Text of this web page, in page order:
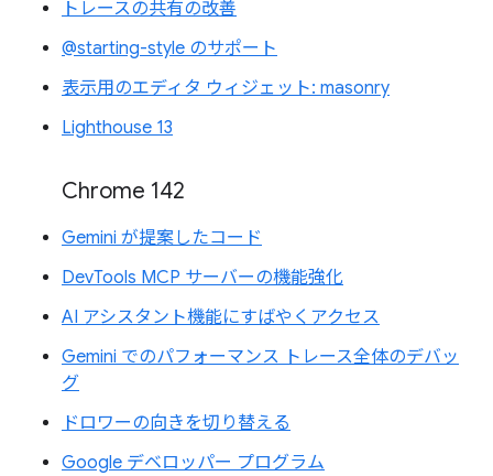
トレースの共有の改善
@starting-style のサポート
表示用のエディタ ウィジェット: masonry
Lighthouse 13
Chrome 142
Gemini が提案したコード
DevTools MCP サーバーの機能強化
AI アシスタント機能にすばやくアクセス
Gemini でのパフォーマンス トレース全体のデバッ
グ
ドロワーの向きを切り替える
Google デベロッパー プログラム